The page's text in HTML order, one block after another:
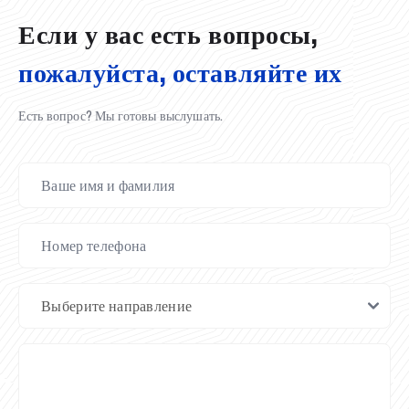
Если у вас есть вопросы,
пожалуйста, оставляйте их
Есть вопрос? Мы готовы выслушать.